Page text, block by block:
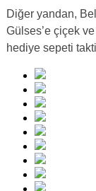
Diğer yandan,
Gülses’e çiçek
hediye sepeti